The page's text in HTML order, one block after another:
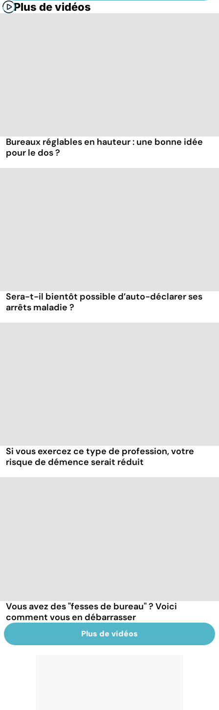
Plus de vidéos
Bureaux réglables en hauteur : une bonne idée
pour le dos ?
Sera-t-il bientôt possible d’auto-déclarer ses
arrêts maladie ?
Si vous exercez ce type de profession, votre
risque de démence serait réduit
Vous avez des "fesses de bureau" ? Voici
comment vous en débarrasser
Plus de vidéos